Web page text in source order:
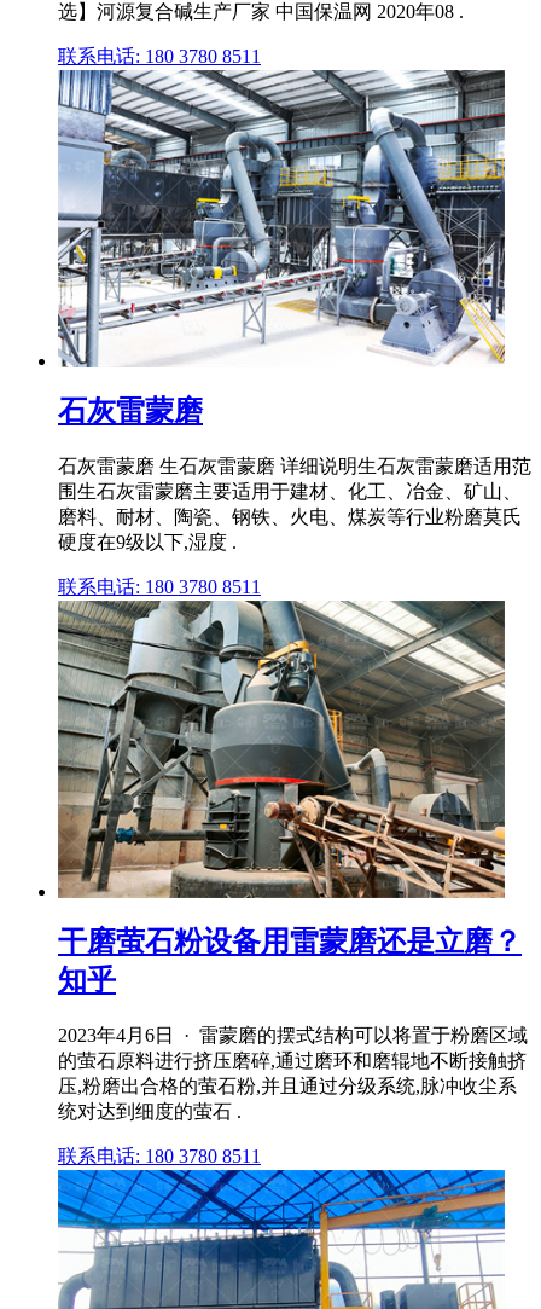
选】河源复合碱生产厂家 中国保温网 2020年08 .
联系电话: 180 3780 8511
石灰雷蒙磨
石灰雷蒙磨 生石灰雷蒙磨 详细说明生石灰雷蒙磨适用范
围生石灰雷蒙磨主要适用于建材、化工、冶金、矿山、
磨料、耐材、陶瓷、钢铁、火电、煤炭等行业粉磨莫氏
硬度在9级以下,湿度 .
联系电话: 180 3780 8511
干磨萤石粉设备用雷蒙磨还是立磨？
知乎
2023年4月6日 · 雷蒙磨的摆式结构可以将置于粉磨区域
的萤石原料进行挤压磨碎,通过磨环和磨辊地不断接触挤
压,粉磨出合格的萤石粉,并且通过分级系统,脉冲收尘系
统对达到细度的萤石 .
联系电话: 180 3780 8511